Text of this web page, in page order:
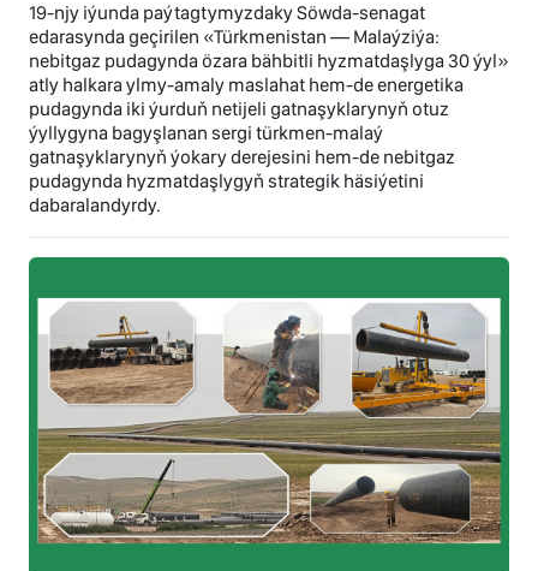
19-njy iýunda paýtagtymyzdaky Söwda-senagat
edarasynda geçirilen «Türkmenistan — Malaýziýa:
nebitgaz pudagynda özara bähbitli hyzmatdaşlyga 30 ýyl»
atly halkara ylmy-amaly maslahat hem-de energetika
pudagynda iki ýurduň netijeli gatnaşyklarynyň otuz
ýyllygyna bagyşlanan sergi türkmen-malaý
gatnaşyklarynyň ýokary derejesini hem-de nebitgaz
pudagynda hyzmatdaşlygyň strategik häsiýetini
dabaralandyrdy.